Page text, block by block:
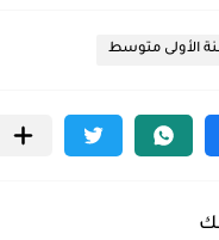
الأولى متوسط